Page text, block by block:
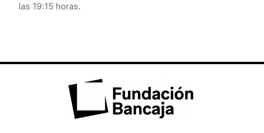
las 19:15 horas.